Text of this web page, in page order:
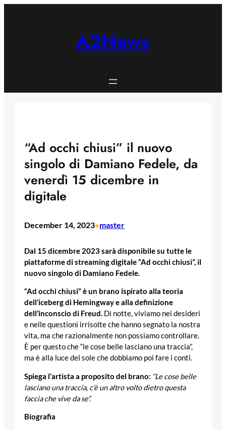
A2News
“Ad occhi chiusi” il nuovo
singolo di Damiano Fedele, da
venerdì 15 dicembre in
digitale
December 14, 2023•master
Dal 15 dicembre 2023 sarà disponibile su tutte le
piattaforme di streaming digitale “Ad occhi chiusi”, il
nuovo singolo di Damiano Fedele.
“Ad occhi chiusi” è un brano ispirato alla teoria
dell’iceberg di Hemingway e alla definizione
dell’inconscio di Freud. Di notte, viviamo nei desideri
e nelle questioni irrisolte che hanno segnato la nostra
vita, ma che razionalmente non possiamo controllare.
È per questo che “le cose belle lasciano una traccia”,
ma è alla luce del sole che dobbiamo poi fare i conti.
Spiega l’artista a proposito del brano: “Le cose belle
lasciano una traccia, c’è un altro volto dietro questa
faccia che vive da se”.
Biografia